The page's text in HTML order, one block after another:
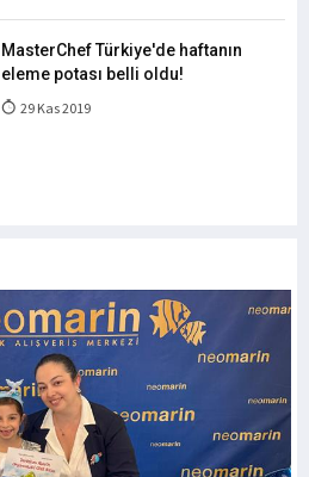
MasterChef Türkiye'de haftanın
eleme potası belli oldu!
29 Kas 2019